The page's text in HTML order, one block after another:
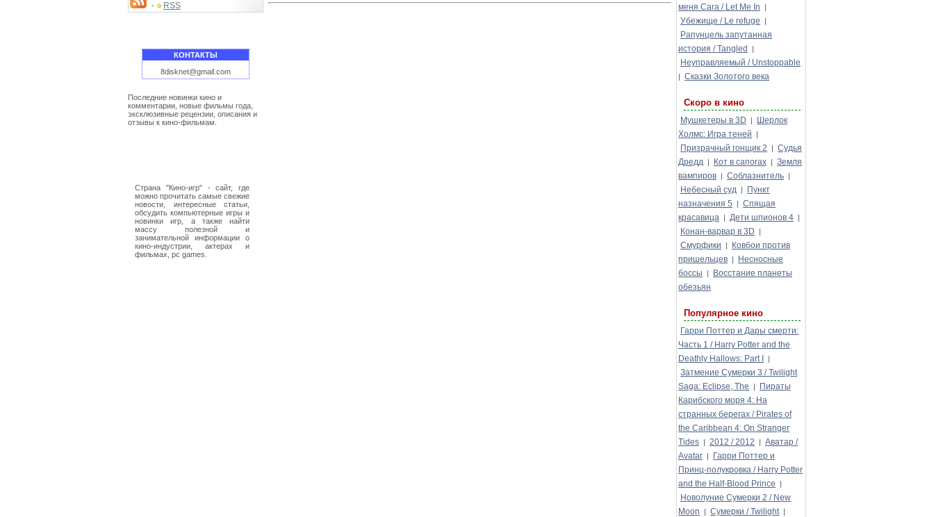
- RSS
КОНТАКТЫ
8disknet@gmail.com
Последние новинки кино и
комментарии, новые фильмы года,
эксклюзивные рецензии, описания и
отзывы к кино-фильмам.
Страна "Кино-игр" - сайт, где
можно прочитать самые свежие
новости, интересные статьи,
обсудить компьютерные игры и
новинки игр, а также найти
массу полезной и
занимательной информации о
кино-индустрии, актерах и
фильмах, pc games.
меня Сага / Let Me In
|
Убежище / Le refuge |
Рапунцель запутанная
история / Tangled
|
Неуправляемый / Unstoppable
| Сказки Золотого века
Скоро в кино
Мушкетеры в 3D |
Шерлок
Холмс: Игра теней
|
Призрачный гонщик 2 | Судья
Дредд | Кот в сапогах | Земля
вампиров | Соблазнитель |
Небесный суд |
Пункт
назначения 5
| Спящая
красавица | Дети шпионов 4 |
Конан-варвар в 3D |
Смурфики |
Ковбои против
пришельцев |
Несносные
боссы
|
Восстание планеты
обезьян
Популярное кино
Гарри Поттер и Дары смерти:
Часть 1 / Harry Potter and the
Deathly Hallows: Part I
|
Затмение Сумерки 3 / Twilight
Saga: Eclipse, The
|
Пираты
Карибского моря 4: На
странных берегах / Pirates of
the Caribbean 4: On Stranger
Tides | 2012 / 2012 | Аватар /
Avatar |
Гарри Поттер и
Принц-полукровка / Harry Potter
and the Half-Blood Prince
|
Новолуние Сумерки 2 / New
Moon
| Сумерки / Twilight |